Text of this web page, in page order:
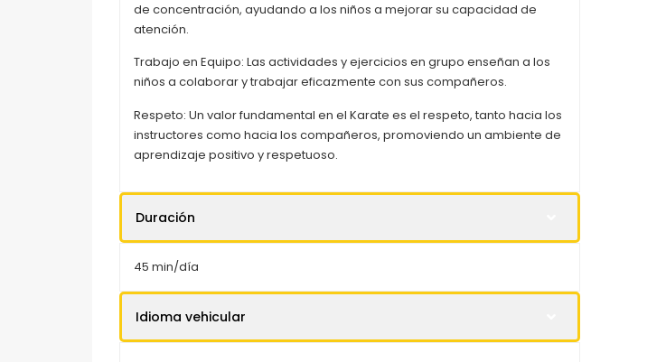
de concentración, ayudando a los niños a mejorar su capacidad de
atención.
Trabajo en Equipo: Las actividades y ejercicios en grupo enseñan a los
niños a colaborar y trabajar eficazmente con sus compañeros.
Respeto: Un valor fundamental en el Karate es el respeto, tanto hacia los
instructores como hacia los compañeros, promoviendo un ambiente de
aprendizaje positivo y respetuoso.
Duración
45 min/día
Idioma vehicular